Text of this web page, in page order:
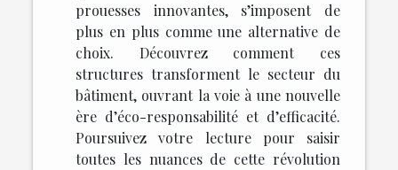
prouesses innovantes, s’imposent de
plus en plus comme une alternative de
choix. Découvrez comment ces
structures transforment le secteur du
bâtiment, ouvrant la voie à une nouvelle
ère d’éco-responsabilité et d’efficacité.
Poursuivez votre lecture pour saisir
toutes les nuances de cette révolution